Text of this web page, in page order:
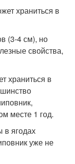
храниться в
(3-4 см), но
свойства,
храниться в
месте 1 год.
в ягодах
уже не